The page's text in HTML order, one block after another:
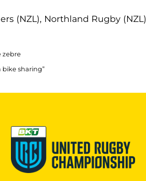
(NZL), Northland Rugby (NZL)
zebre
sharing”